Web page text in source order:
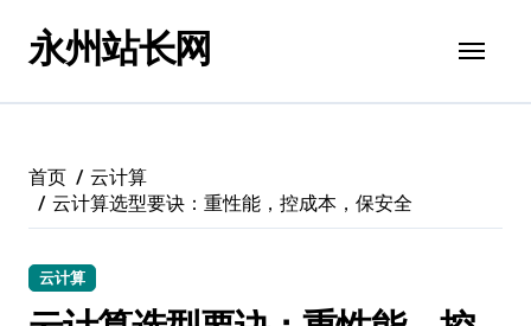
永州站长网
首页
云计算
云计算选型要诀：重性能，控成本，保安全
云计算